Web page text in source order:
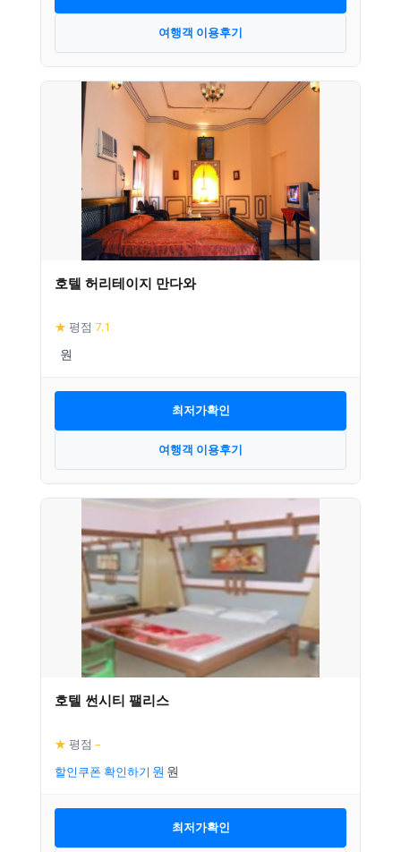
여행객 이용후기
호텔 허리테이지 만다와
★ 평점 7.1
최저가확인
여행객 이용후기
호텔 썬시티 팰리스
★ 평점 –
할인쿠폰 확인하기
최저가확인